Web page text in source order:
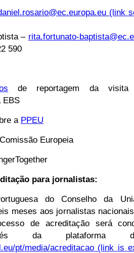
(link
– rita.fortunato-
590
de reportagem da visita
EBS
a PPEU
Europeia
para jornalistas:
do Conselho da
meses aos jornalistas
de acreditação será
da plataforma
pt/media/acreditacao (link is